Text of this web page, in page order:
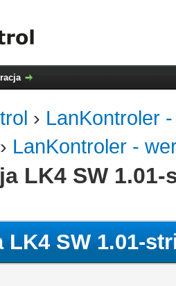
› LanKontroler
› LanKontroler -
LK4 SW
LK4 SW 1.01-